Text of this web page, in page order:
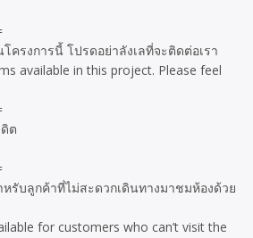
ครงการนี้ โปรดอย่าลังเลที่จะติดต่อเรา
available in this project. Please feel
ต
รับลูกค้าที่ไม่สะดวกเดินทางมาชมห้องด้วย
for customers who can’t visit the